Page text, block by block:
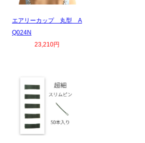
エアリーカップ 丸型 A
Q024N
23,210円